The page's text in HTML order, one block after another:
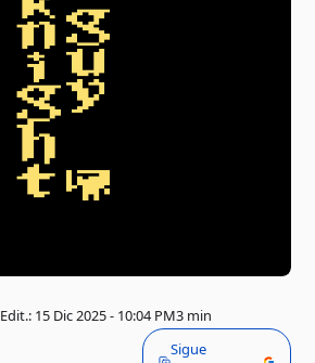
Edit.: 15 Dic 2025 - 10:04 PM3 min
Sigue